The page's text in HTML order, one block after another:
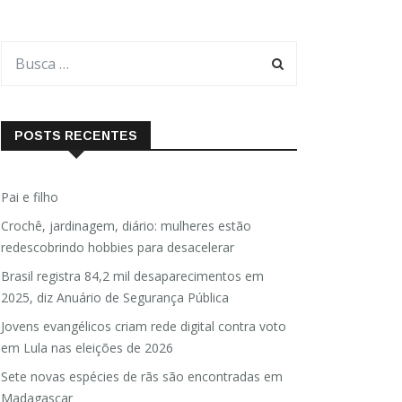
POSTS RECENTES
Pai e filho
Crochê, jardinagem, diário: mulheres estão
redescobrindo hobbies para desacelerar
Brasil registra 84,2 mil desaparecimentos em
2025, diz Anuário de Segurança Pública
Jovens evangélicos criam rede digital contra voto
em Lula nas eleições de 2026
Sete novas espécies de rãs são encontradas em
Madagascar